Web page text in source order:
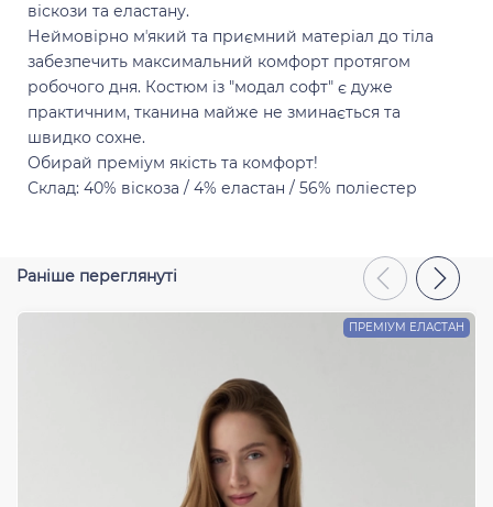
віскози та еластану.
Неймовірно мʼякий та приємний матеріал до тіла
забезпечить максимальний комфорт протягом
робочого дня. Костюм із "модал софт" є дуже
практичним, тканина майже не зминається та
швидко сохне.
Обирай преміум якість та комфорт!
Склад: 40% віскоза / 4% еластан / 56% поліестер
Раніше переглянуті
ПРЕМІУМ ЕЛАСТАН
Відправити